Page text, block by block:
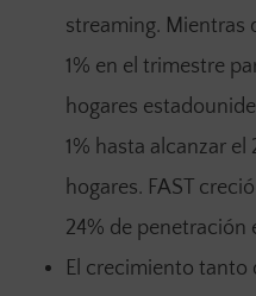
streaming. Mientras
1% en el trimestre
hogares
1% hasta alcanzar
hogares. FAST
24% de penetración
El crecimiento tanto